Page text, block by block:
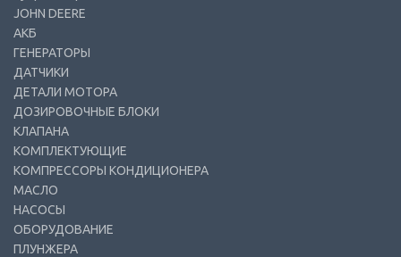
JOHN DEERE
АКБ
ГЕНЕРАТОРЫ
ДАТЧИКИ
ДЕТАЛИ МОТОРА
ДОЗИРОВОЧНЫЕ БЛОКИ
КЛАПАНА
КОМПЛЕКТУЮЩИЕ
КОМПРЕССОРЫ КОНДИЦИОНЕРА
МАСЛО
НАСОСЫ
ОБОРУДОВАНИЕ
ПЛУНЖЕРА